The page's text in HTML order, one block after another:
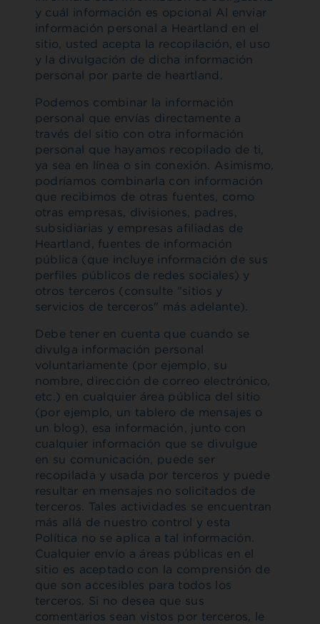
y cuál información es opcional Al enviar
información personal a Heartland en el
sitio, usted acepta la recopilación, el uso
y la divulgación de dicha información
personal por parte de heartland.
Podemos combinar la información
personal que envías directamente a
través del sitio con otra información
personal que hayamos recopilado de ti,
ya sea en línea o sin conexión. Asimismo,
podríamos combinarla con información
que recibimos de otras fuentes, como
otras empresas, divisiones, padres,
subsidiarias y empresas afiliadas de
Heartland, fuentes de información
pública (que incluye información de sus
perfiles públicos de redes sociales) y
otros terceros (consulte "sitios y
servicios de terceros" más adelante).
Debe tener en cuenta que cuando se
divulga información personal
voluntariamente (por ejemplo, su
nombre, dirección de correo electrónico,
etc.) en cualquier área pública del sitio
(por ejemplo, un tablero de mensajes o
un blog), esa información, junto con
cualquier información que se divulgue
en su comunicación, puede ser
recopilada y usada por terceros y puede
resultar en mensajes no solicitados de
terceros. Tales actividades se encuentran
más allá de nuestro control y esta
Política no se aplica a tal información.
Cualquier envío a áreas públicas en el
sitio es aceptado con la comprensión de
que son accesibles para todos los
terceros. Si no desea que sus
comentarios sean vistos por terceros, le